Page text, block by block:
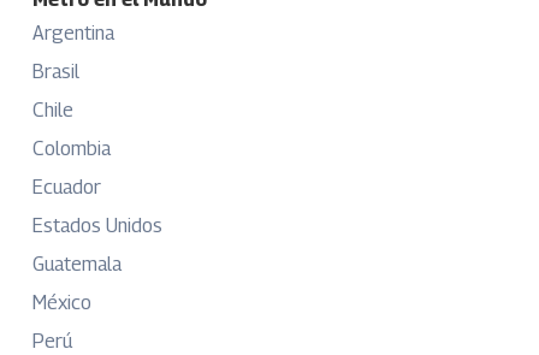
Argentina
Brasil
Chile
Colombia
Ecuador
Estados Unidos
Guatemala
México
Perú